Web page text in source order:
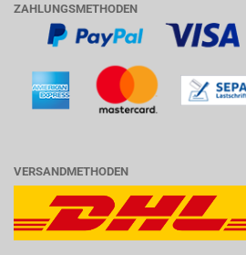
ZAHLUNGSMETHODEN
VERSANDMETHODEN